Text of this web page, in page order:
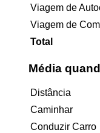
Viagem de
Viagem de
Total
Média
Distância
Caminhar
Conduzir Carro